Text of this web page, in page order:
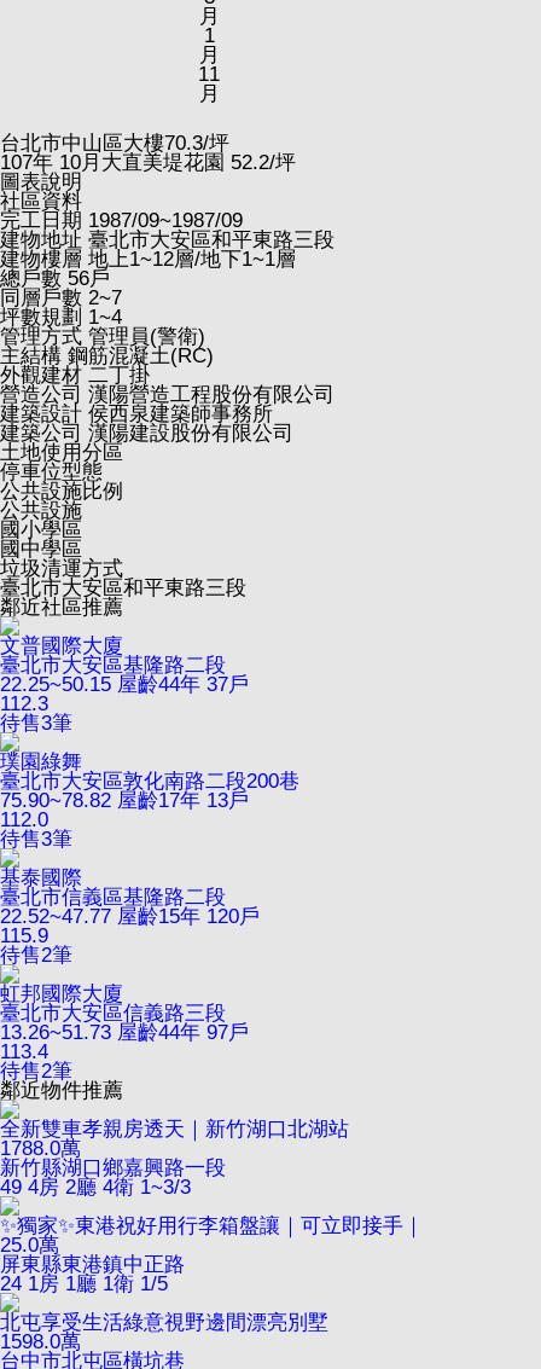
月
1
月
11
月
台北市中山區大樓70.3/坪
107年 10月大直美堤花園 52.2/坪
圖表說明
社區資料
完工日期 1987/09~1987/09
建物地址 臺北市大安區和平東路三段
建物樓層 地上1~12層/地下1~1層
總戶數 56戶
同層戶數 2~7
坪數規劃 1~4
管理方式 管理員(警衛)
主結構 鋼筋混凝土(RC)
外觀建材 二丁掛
營造公司 漢陽營造工程股份有限公司
建築設計 侯西泉建築師事務所
建築公司 漢陽建設股份有限公司
土地使用分區
停車位型態
公共設施比例
公共設施
國小學區
國中學區
垃圾清運方式
臺北市大安區和平東路三段
鄰近社區推薦
文普國際大廈
臺北市大安區基隆路二段
22.25~50.15 屋齡44年 37戶
112.3
待售3筆
璞園綠舞
臺北市大安區敦化南路二段200巷
75.90~78.82 屋齡17年 13戶
112.0
待售3筆
基泰國際
臺北市信義區基隆路二段
22.52~47.77 屋齡15年 120戶
115.9
待售2筆
虹邦國際大廈
臺北市大安區信義路三段
13.26~51.73 屋齡44年 97戶
113.4
待售2筆
鄰近物件推薦
全新雙車孝親房透天｜新竹湖口北湖站
1788.0萬
新竹縣湖口鄉嘉興路一段
49 4房 2廳 4衛 1~3/3
✨獨家✨東港祝好用行李箱盤讓｜可立即接手｜
25.0萬
屏東縣東港鎮中正路
24 1房 1廳 1衛 1/5
北屯享受生活綠意視野邊間漂亮別墅
1598.0萬
台中市北屯區橫坑巷